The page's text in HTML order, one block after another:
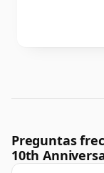
Preguntas
10th